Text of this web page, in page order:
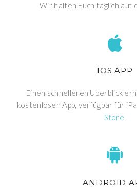
Wir halten Euch täglich auf
IOS APP
Einen schnelleren Überblick
kostenlosen App, verfügbar für
Store.
ANDROID